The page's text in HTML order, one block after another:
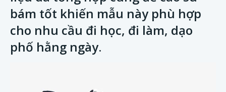
bám tốt khiến mẫu này phù hợp
cho nhu cầu đi học, đi làm, dạo
phố hằng ngày.